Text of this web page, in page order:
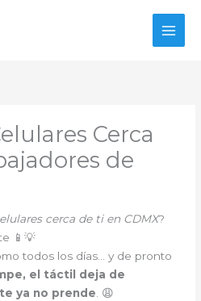
Cerca
de
cerca de ti en CDMX?
📱💡
todos los días… y de pronto
el táctil deja de
ya no prende. 😩